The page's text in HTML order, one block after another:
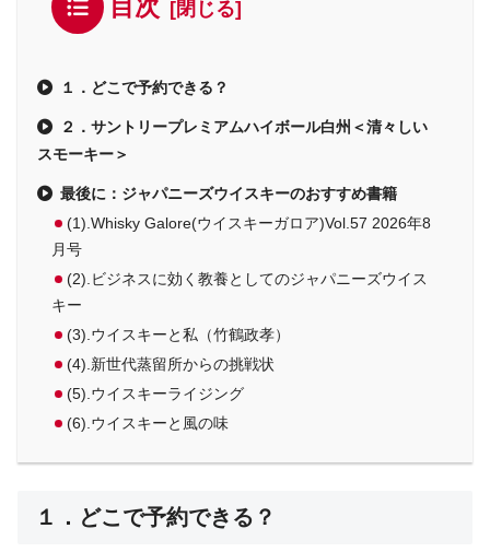
目次
１．どこで予約できる？
２．サントリープレミアムハイボール白州＜清々しい
スモーキー＞
最後に：ジャパニーズウイスキーのおすすめ書籍
(1).Whisky Galore(ウイスキーガロア)Vol.57 2026年8
月号
(2).ビジネスに効く教養としてのジャパニーズウイス
キー
(3).ウイスキーと私（竹鶴政孝）
(4).新世代蒸留所からの挑戦状
(5).ウイスキーライジング
(6).ウイスキーと風の味
１．どこで予約できる？